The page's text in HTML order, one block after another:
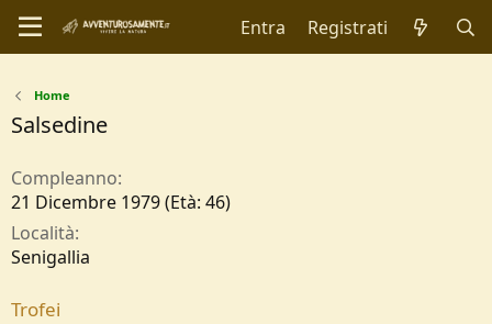
Entra Registrati
Home
Salsedine
Compleanno
21 Dicembre 1979 (Età: 46)
Località
Senigallia
Trofei